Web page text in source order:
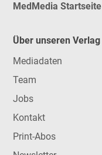
MedMedia Startseite
Über unseren Verlag
Mediadaten
Team
Jobs
Kontakt
Print-Abos